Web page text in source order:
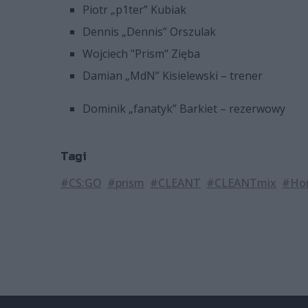
Piotr „p1ter” Kubiak
Dennis „Dennis” Orszulak
Wojciech "Prism" Zięba
Damian „MdN” Kisielewski – trener
Dominik „fanatyk” Barkiet – rezerwowy
Tagi
#CS:GO #prism #CLEANT #CLEANTmix